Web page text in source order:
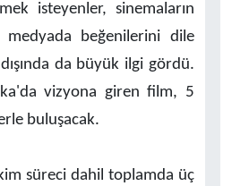
isteyenler, sinemaların
beğenilerini dile
da büyük ilgi gördü.
vizyona giren film, 5
buluşacak.
süreci dahil toplamda üç